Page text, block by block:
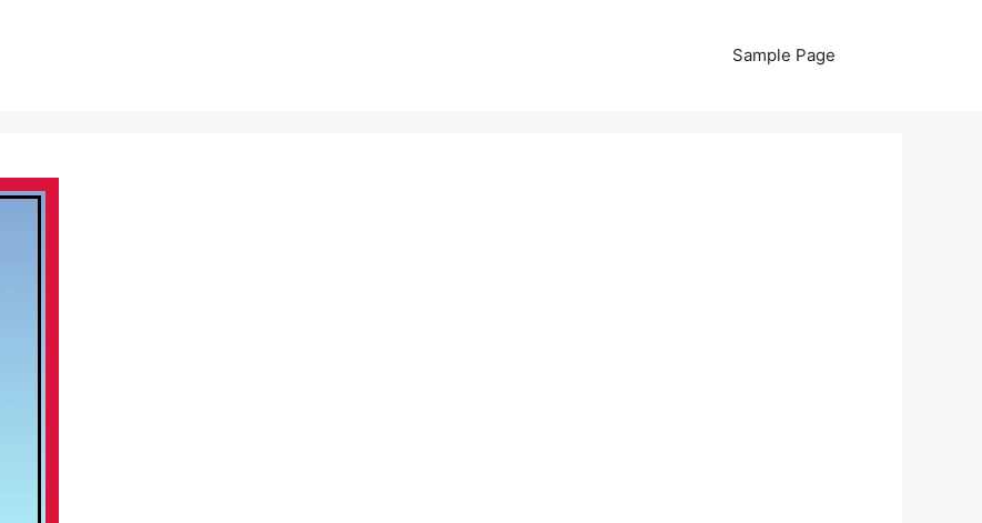
Sample Page